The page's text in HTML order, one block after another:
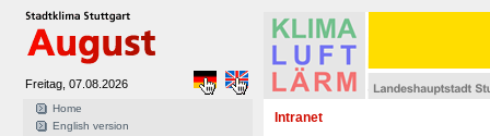
Freitag, 07.08.2026
Home
English version
Intranet